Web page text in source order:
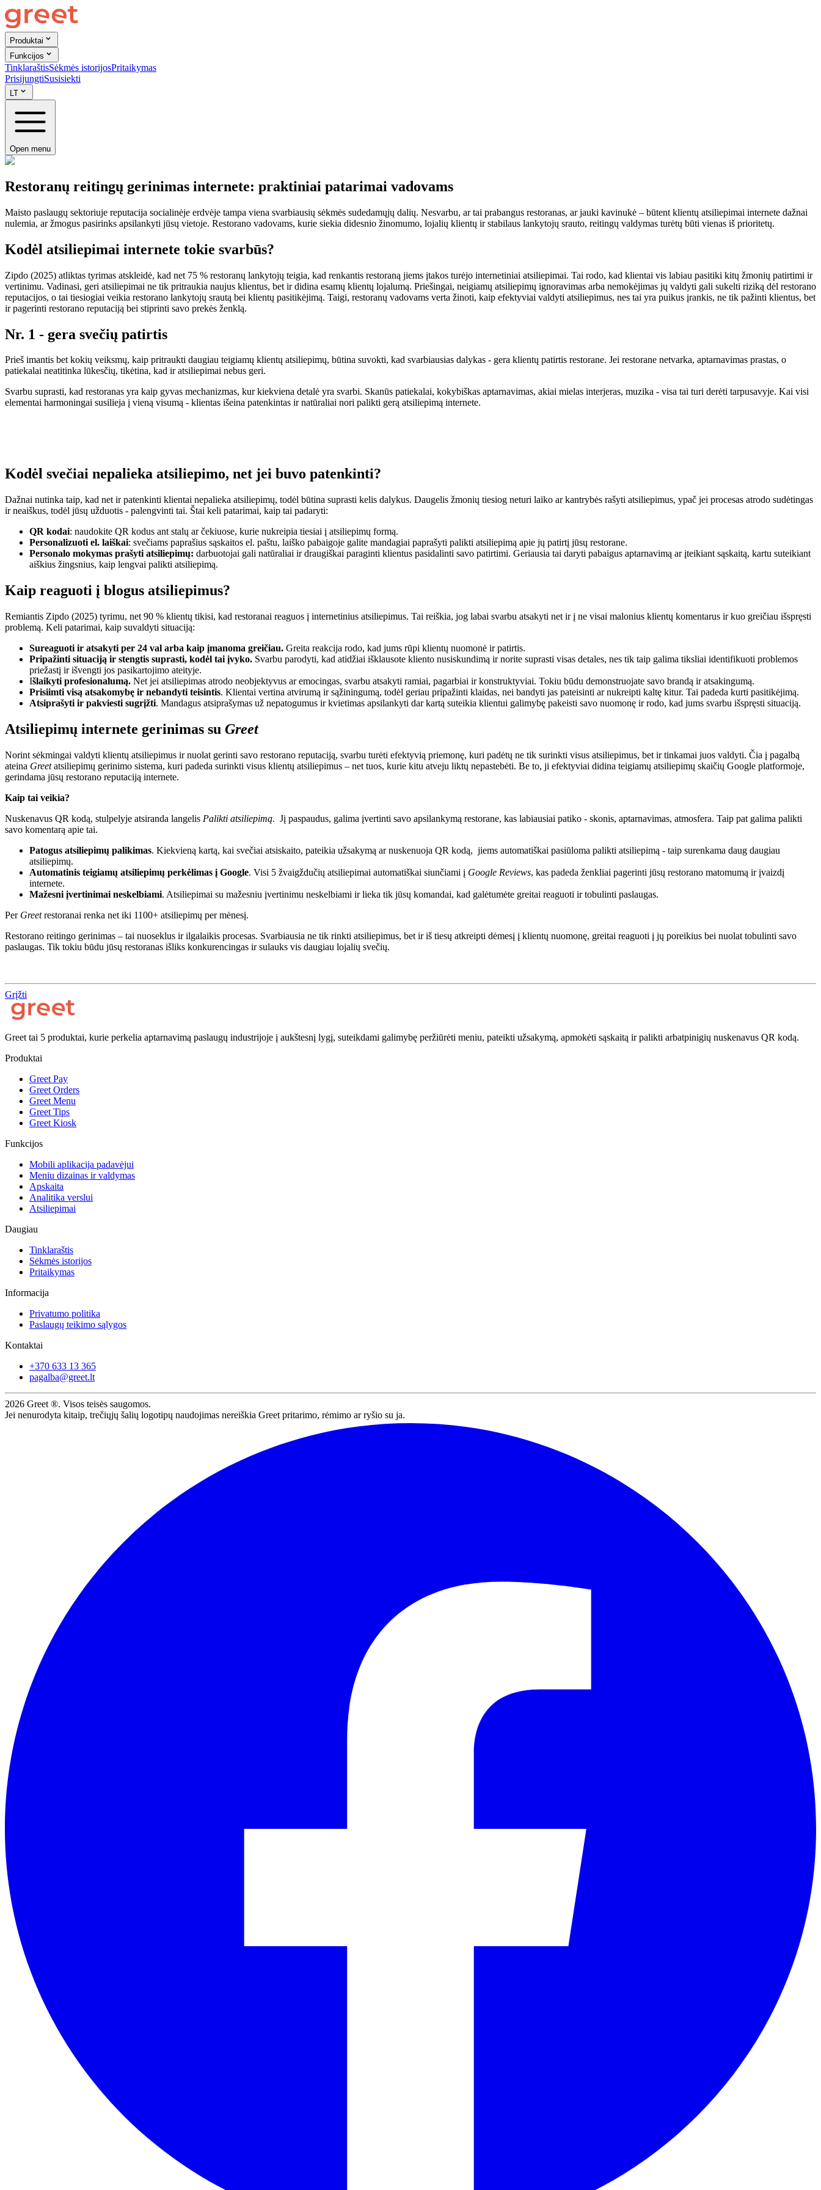
Produktai
Funkcijos
TinklaraštisSėkmės istorijosPritaikymas
PrisijungtiSusisiekti
LT
Open menu
Restoranų reitingų gerinimas internete: praktiniai patarimai vadovams
Maisto paslaugų sektoriuje reputacija socialinėje erdvėje tampa viena svarbiausių sėkmės sudedamųjų dalių. Nesvarbu, ar tai prabangus restoranas, ar jauki kavinukė – būtent klientų atsiliepimai internete dažnai
nulemia, ar žmogus pasirinks apsilankyti jūsų vietoje. Restorano vadovams, kurie siekia didesnio žinomumo, lojalių klientų ir stabilaus lankytojų srauto, reitingų valdymas turėtų būti vienas iš prioritetų.
Kodėl atsiliepimai internete tokie svarbūs?
Zipdo (2025) atliktas tyrimas atskleidė, kad net 75 % restoranų lankytojų teigia, kad renkantis restoraną jiems įtakos turėjo internetiniai atsiliepimai. Tai rodo, kad klientai vis labiau pasitiki kitų žmonių patirtimi ir
vertinimu. Vadinasi, geri atsiliepimai ne tik pritraukia naujus klientus, bet ir didina esamų klientų lojalumą. Priešingai, neigiamų atsiliepimų ignoravimas arba nemokėjimas jų valdyti gali sukelti riziką dėl restorano
reputacijos, o tai tiesiogiai veikia restorano lankytojų srautą bei klientų pasitikėjimą. Taigi, restoranų vadovams verta žinoti, kaip efektyviai valdyti atsiliepimus, nes tai yra puikus įrankis, ne tik pažinti klientus, bet
ir pagerinti restorano reputaciją bei stiprinti savo prekės ženklą.
Nr. 1 - gera svečių patirtis
Prieš imantis bet kokių veiksmų, kaip pritraukti daugiau teigiamų klientų atsiliepimų, būtina suvokti, kad svarbiausias dalykas - gera klientų patirtis restorane. Jei restorane netvarka, aptarnavimas prastas, o
patiekalai neatitinka lūkesčių, tikėtina, kad ir atsiliepimai nebus geri.
Svarbu suprasti, kad restoranas yra kaip gyvas mechanizmas, kur kiekviena detalė yra svarbi. Skanūs patiekalai, kokybiškas aptarnavimas, akiai mielas interjeras, muzika - visa tai turi derėti tarpusavyje. Kai visi
elementai harmoningai susilieja į vieną visumą - klientas išeina patenkintas ir natūraliai nori palikti gerą atsiliepimą internete.
Kodėl svečiai nepalieka atsiliepimo, net jei buvo patenkinti?
Dažnai nutinka taip, kad net ir patenkinti klientai nepalieka atsiliepimų, todėl būtina suprasti kelis dalykus. Daugelis žmonių tiesiog neturi laiko ar kantrybės rašyti atsiliepimus, ypač jei procesas atrodo sudėtingas
ir neaiškus, todėl jūsų užduotis - palengvinti tai. Štai keli patarimai, kaip tai padaryti:
QR kodai: naudokite QR kodus ant stalų ar čekiuose, kurie nukreipia tiesiai į atsiliepimų formą.
Personalizuoti el. laiškai: svečiams paprašius sąskaitos el. paštu, laiško pabaigoje galite mandagiai paprašyti palikti atsiliepimą apie jų patirtį jūsų restorane.
Personalo mokymas prašyti atsiliepimų: darbuotojai gali natūraliai ir draugiškai paraginti klientus pasidalinti savo patirtimi. Geriausia tai daryti pabaigus aptarnavimą ar įteikiant sąskaitą, kartu suteikiant
aiškius žingsnius, kaip lengvai palikti atsiliepimą.
Kaip reaguoti į blogus atsiliepimus?
Remiantis Zipdo (2025) tyrimu, net 90 % klientų tikisi, kad restoranai reaguos į internetinius atsiliepimus. Tai reiškia, jog labai svarbu atsakyti net ir į ne visai malonius klientų komentarus ir kuo greičiau išspręsti
problemą. Keli patarimai, kaip suvaldyti situaciją:
Sureaguoti ir atsakyti per 24 val arba kaip įmanoma greičiau. Greita reakcija rodo, kad jums rūpi klientų nuomonė ir patirtis.
Pripažinti situaciją ir stengtis suprasti, kodėl tai įvyko. Svarbu parodyti, kad atidžiai išklausote kliento nusiskundimą ir norite suprasti visas detales, nes tik taip galima tiksliai identifikuoti problemos
priežastį ir išvengti jos pasikartojimo ateityje.
Išlaikyti profesionalumą. Net jei atsiliepimas atrodo neobjektyvus ar emocingas, svarbu atsakyti ramiai, pagarbiai ir konstruktyviai. Tokiu būdu demonstruojate savo brandą ir atsakingumą.
Prisiimti visą atsakomybę ir nebandyti teisintis. Klientai vertina atvirumą ir sąžiningumą, todėl geriau pripažinti klaidas, nei bandyti jas pateisinti ar nukreipti kaltę kitur. Tai padeda kurti pasitikėjimą.
Atsiprašyti ir pakviesti sugrįžti. Mandagus atsiprašymas už nepatogumus ir kvietimas apsilankyti dar kartą suteikia klientui galimybę pakeisti savo nuomonę ir rodo, kad jums svarbu išspręsti situaciją.
Atsiliepimų internete gerinimas su Greet
Norint sėkmingai valdyti klientų atsiliepimus ir nuolat gerinti savo restorano reputaciją, svarbu turėti efektyvią priemonę, kuri padėtų ne tik surinkti visus atsiliepimus, bet ir tinkamai juos valdyti. Čia į pagalbą
ateina Greetatsiliepimų gerinimo sistema, kuri padeda surinkti visus klientų atsiliepimus – net tuos, kurie kitu atveju liktų nepastebėti. Be to, ji efektyviai didina teigiamų atsiliepimų skaičių Google platformoje,
gerindama jūsų restorano reputaciją internete.
Kaip tai veikia?
Nuskenavus QR kodą, stulpelyje atsiranda langelis Palikti atsiliepimą. Jį paspaudus, galima įvertinti savo apsilankymą restorane, kas labiausiai patiko - skonis, aptarnavimas, atmosfera. Taip pat galima palikti
savo komentarą apie tai.
Patogus atsiliepimų palikimas. Kiekvieną kartą, kai svečiai atsiskaito, pateikia užsakymą ar nuskenuoja QR kodą, jiems automatiškai pasiūloma palikti atsiliepimą - taip surenkama daug daugiau
atsiliepimų.
Automatinis teigiamų atsiliepimų perkėlimas į Google. Visi 5 žvaigždučių atsiliepimai automatiškai siunčiami į Google Reviews, kas padeda ženkliai pagerinti jūsų restorano matomumą ir įvaizdį
internete.
Mažesni įvertinimai neskelbiami. Atsiliepimai su mažesniu įvertinimu neskelbiami ir lieka tik jūsų komandai, kad galėtumėte greitai reaguoti ir tobulinti paslaugas.
Per Greetrestoranai renka net iki 1100+ atsiliepimų per mėnesį.
Restorano reitingo gerinimas – tai nuoseklus ir ilgalaikis procesas. Svarbiausia ne tik rinkti atsiliepimus, bet ir iš tiesų atkreipti dėmesį į klientų nuomonę, greitai reaguoti į jų poreikius bei nuolat tobulinti savo
paslaugas. Tik tokiu būdu jūsų restoranas išliks konkurencingas ir sulauks vis daugiau lojalių svečių.
Grįžti
Greet tai 5 produktai, kurie perkelia aptarnavimą paslaugų industrijoje į aukštesnį lygį, suteikdami galimybę peržiūrėti meniu, pateikti užsakymą, apmokėti sąskaitą ir palikti arbatpinigių nuskenavus QR kodą.
Produktai
Greet Pay
Greet Orders
Greet Menu
Greet Tips
Greet Kiosk
Funkcijos
Mobili aplikacija padavėjui
Meniu dizainas ir valdymas
Apskaita
Analitika verslui
Atsiliepimai
Daugiau
Tinklaraštis
Sėkmės istorijos
Pritaikymas
Informacija
Privatumo politika
Paslaugų teikimo sąlygos
Kontaktai
+370 633 13 365
pagalba@greet.lt
2026 Greet ®. Visos teisės saugomos.
Jei nenurodyta kitaip, trečiųjų šalių logotipų naudojimas nereiškia Greet pritarimo, rėmimo ar ryšio su ja.